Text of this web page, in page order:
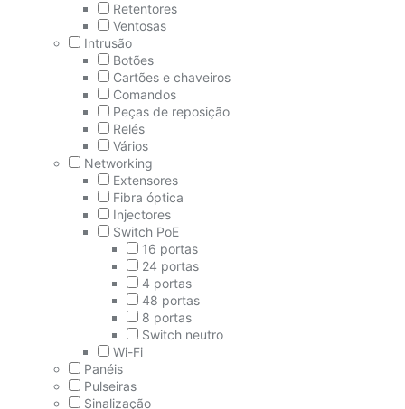
Retentores
Ventosas
Intrusão
Botões
Cartões e chaveiros
Comandos
Peças de reposição
Relés
Vários
Networking
Extensores
Fibra óptica
Injectores
Switch PoE
16 portas
24 portas
4 portas
48 portas
8 portas
Switch neutro
Wi-Fi
Panéis
Pulseiras
Sinalização